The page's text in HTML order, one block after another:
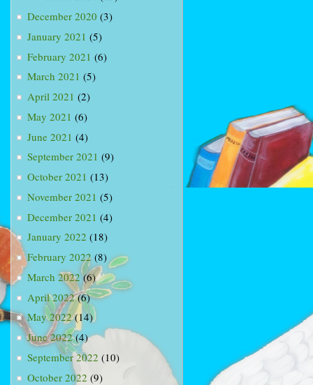
December 2020 (3)
January 2021 (5)
February 2021 (6)
March 2021 (5)
April 2021 (2)
May 2021 (6)
June 2021 (4)
September 2021 (9)
October 2021 (13)
November 2021 (5)
December 2021 (4)
January 2022 (18)
February 2022 (8)
March 2022(6)
April 2022(6)
May 2022(14)
June 2022(4)
September 2022 (10)
October 2022 (9)